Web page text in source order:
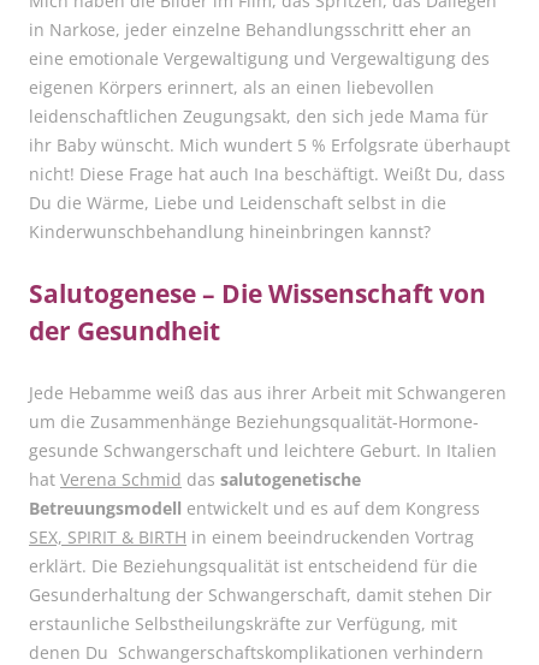
in Narkose, jeder einzelne Behandlungsschritt eher an
eine emotionale Vergewaltigung und Vergewaltigung des
eigenen Körpers erinnert, als an einen liebevollen
leidenschaftlichen Zeugungsakt, den sich jede Mama für
ihr Baby wünscht. Mich wundert 5 % Erfolgsrate überhaupt
nicht! Diese Frage hat auch Ina beschäftigt. Weißt Du, dass
Du die Wärme, Liebe und Leidenschaft selbst in die
Kinderwunschbehandlung hineinbringen kannst?
Salutogenese – Die Wissenschaft von
der Gesundheit
Jede Hebamme weiß das aus ihrer Arbeit mit Schwangeren
um die Zusammenhänge Beziehungsqualität-Hormone-
gesunde Schwangerschaft und leichtere Geburt. In Italien
hat Verena Schmid das salutogenetische
Betreuungsmodell entwickelt und es auf dem Kongress
SEX, SPIRIT & BIRTH in einem beeindruckenden Vortrag
erklärt. Die Beziehungsqualität ist entscheidend für die
Gesunderhaltung der Schwangerschaft, damit stehen Dir
erstaunliche Selbstheilungskräfte zur Verfügung, mit
denen Du Schwangerschaftskomplikationen verhindern